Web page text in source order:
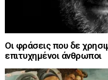
Οι φράσεις που δε
επιτυχημένοι άνθρωποι